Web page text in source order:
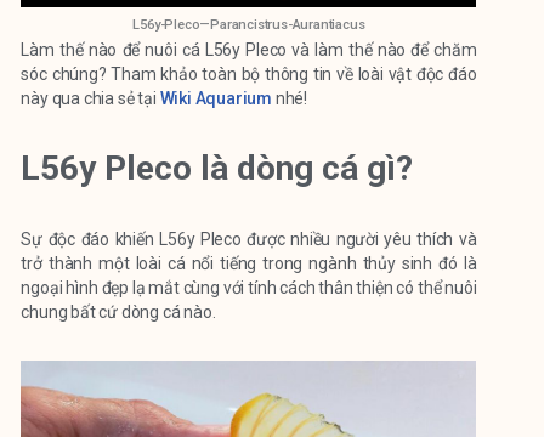
L56y-Pleco—Parancistrus-Aurantiacus
Làm thế nào để nuôi cá L56y Pleco và làm thế nào để chăm
sóc chúng? Tham khảo toàn bộ thông tin về loài vật độc đáo
này qua chia sẻ tại Wiki Aquarium nhé!
L56y Pleco là dòng cá gì?
Sự độc đáo khiến L56y Pleco được nhiều người yêu thích và
trở thành một loài cá nổi tiếng trong ngành thủy sinh đó là
ngoại hình đẹp lạ mắt cùng với tính cách thân thiện có thể nuôi
chung bất cứ dòng cá nào.